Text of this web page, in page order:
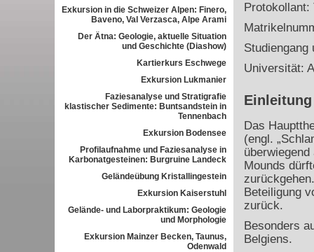
Exkursion in die Schweizer Alpen: Finero,
Baveno, Val Verzasca, Alpe Arami
Der Ätna: Geologie, aktuelle Situation
und Geschichte (Diashow)
Kartierkurs Eschwege
Exkursion Lukmanier
Faziesanalyse und Stratigrafie
klastischer Sedimente: Buntsandstein in
Tennenbach
Exkursion Bodensee
Profilaufnahme und Faziesanalyse in
Karbonatgesteinen: Burgruine Landeck
Geländeübung Kristallingestein
Exkursion Kaiserstuhl
Gelände- und Laborpraktikum: Geologie
und Morphologie
Exkursion Mainzer Becken, Taunus,
Odenwald
Protokollant:
Universität:
Einleitung
Das
(engl.
Mounds
Beteiligung
zurück.
Besonders
Belgiens.